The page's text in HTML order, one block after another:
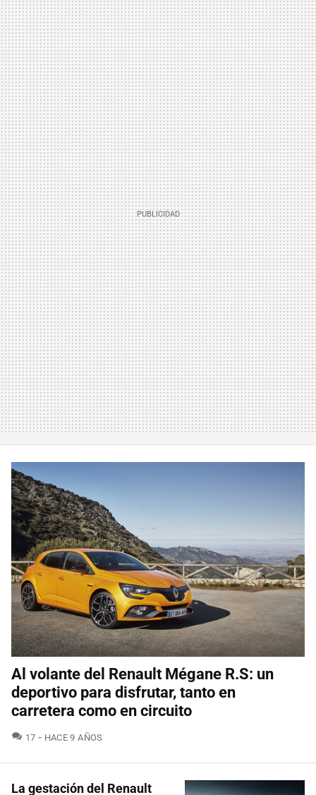
Al volante del Renault Mégane R.S: un
deportivo para disfrutar, tanto en
carretera como en circuito
17 COMENTARIOS
HACE 9 AÑOS
La gestación del Renault